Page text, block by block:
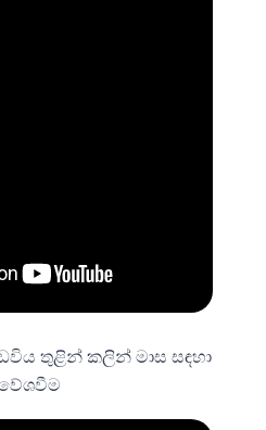
තුළින් කලින් මාස සඳහා